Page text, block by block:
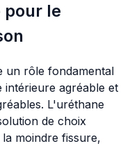
le
un rôle fondamental
agréable et
L'uréthane
de choix
moindre fissure,